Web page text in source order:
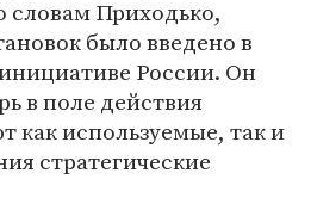
словам Приходько,
было введено в
России. Он
в поле действия
как используемые, так и
стратегические